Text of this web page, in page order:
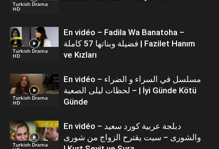
Turkish Drama
HD
Turkish Drama
HD
En vidéo – Fadila Wa Banatoha –
فضيلة وبناتها 57 كاملة | Fazilet Hanım
ve Kızları
Turkish Drama
HD
En vidéo – مسلسل في السراء و الضراء
– لحظات ليلى الصعبة | İyi Günde Kötü
Günde
Turkish Drama
En vidéo – دبلجة عربية كورد سعيد
والشورى – سيت يقترح الزواج من شورى